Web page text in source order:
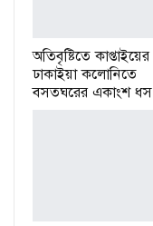
অতিবৃষ্টিতে কাপ্তাইয়ের
ঢাকাইয়া কলোনিতে
বসতঘরের একাংশ ধস